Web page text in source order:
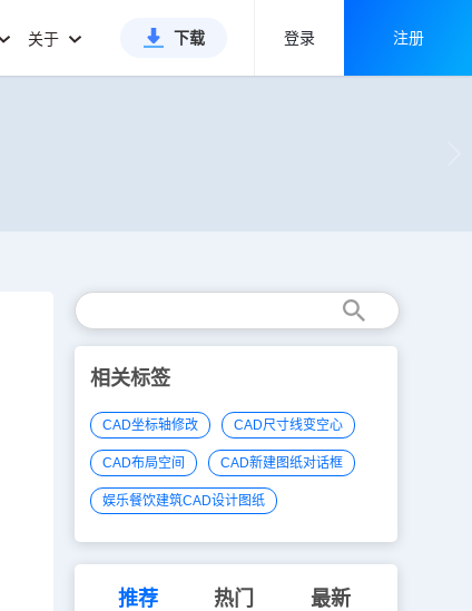
关于 下载 登录 注册
相关标签
CAD坐标轴修改 CAD尺寸线变空心
CAD布局空间 CAD新建图纸对话框
娱乐餐饮建筑CAD设计图纸
推荐 热门 最新